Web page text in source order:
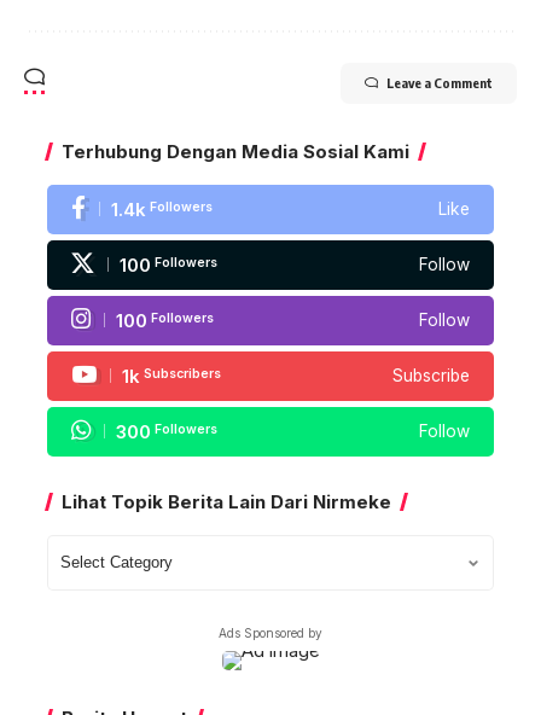
Leave a Comment
Terhubung Dengan Media Sosial Kami
1.4k Followers Like
100 Followers Follow
100 Followers Follow
1k Subscribers Subscribe
300 Followers Follow
Lihat Topik Berita Lain Dari Nirmeke
Ads Sponsored by